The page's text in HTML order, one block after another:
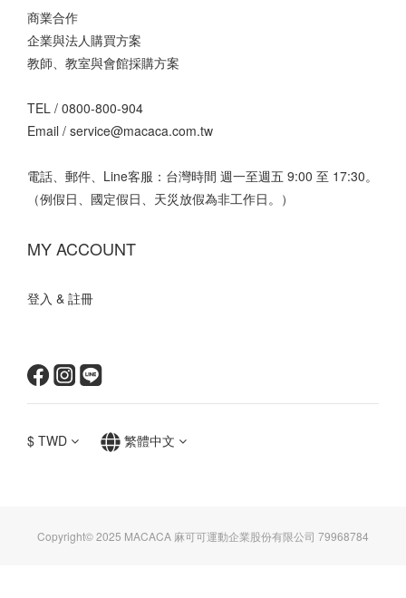
商業合作
企業與法人購買方案
教師、教室與會館採購方案
TEL / 0800-800-904
Email / service@macaca.com.tw
電話、郵件、Line客服：台灣時間 週一至週五 9:00 至 17:30。
（例假日、國定假日、天災放假為非工作日。）
MY ACCOUNT
登入 & 註冊
$ TWD 繁體中文
Copyright© 2025 MACACA 麻可可運動企業股份有限公司 79968784